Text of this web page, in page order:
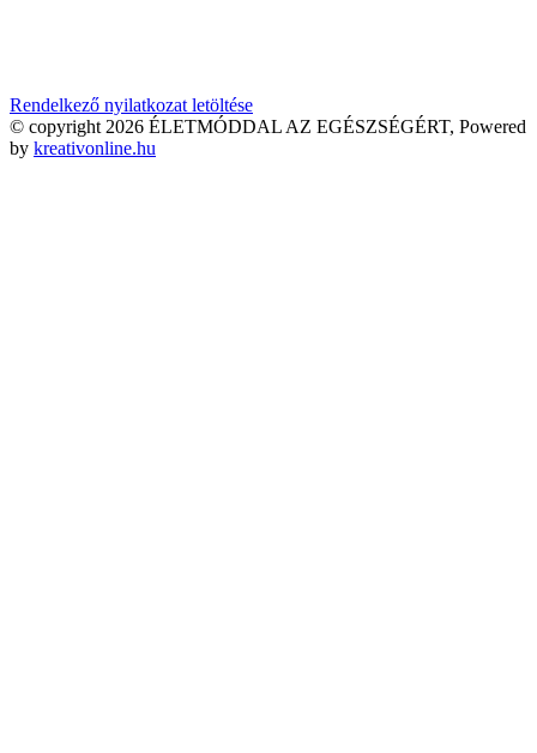
Rendelkező nyilatkozat letöltése
© copyright 2026 ÉLETMÓDDAL AZ EGÉSZSÉGÉRT, Powered
by kreativonline.hu